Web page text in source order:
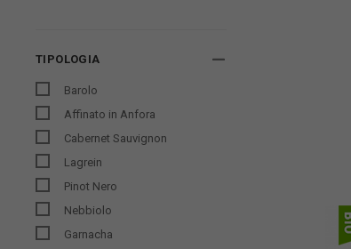
TIPOLOGIA
Barolo
Affinato in Anfora
Cabernet Sauvignon
Lagrein
Pinot Nero
Nebbiolo
Garnacha